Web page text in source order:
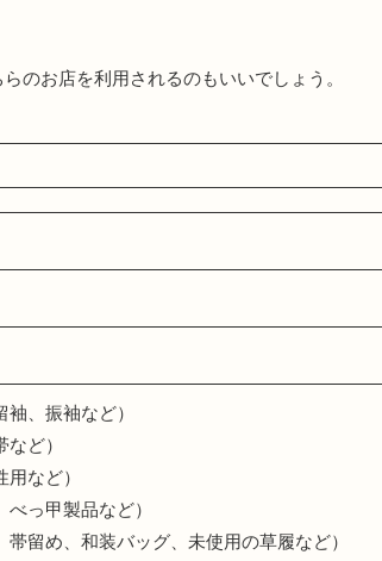
のお店を利用されるのもいいでしょう。
、振袖など）
ど）
など）
っ甲製品など）
留め、和装バッグ、未使用の草履など）